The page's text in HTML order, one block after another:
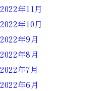
2022年11月
2022年10月
2022年9月
2022年8月
2022年7月
2022年6月